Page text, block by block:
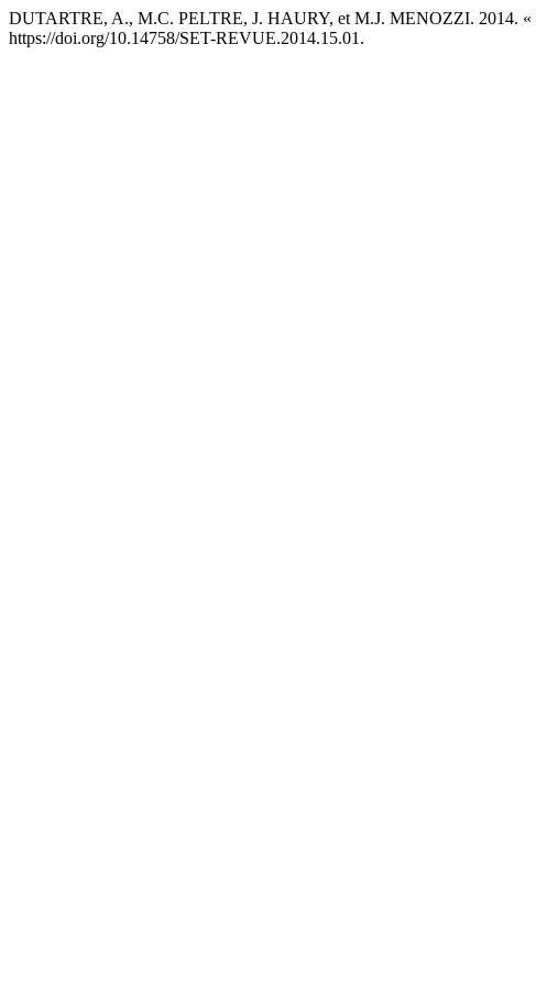
DUTARTRE, A., M.C. PELTRE, J. HAURY, et M.J. MENOZZI. 2014. «
https://doi.org/10.14758/SET-REVUE.2014.15.01.